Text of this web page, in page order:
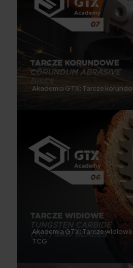
Akademia GTX: Tarcze
Akademia GTX: Tarcze widiowe
TCG